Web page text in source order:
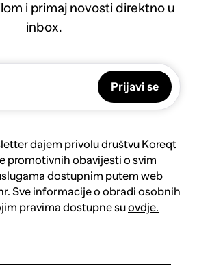
i primaj novosti direktno u
inbox.
Prijavi se
dajem privolu društvu Koreqt
promotivnih obavijesti o svim
dostupnim putem web
Sve informacije o obradi osobnih
pravima dostupne suovdje.